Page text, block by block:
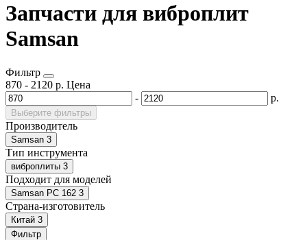
Запчасти для виброплит
Samsan
Фильтр
870 - 2120 р. Цена
-
р.
Выберите фильтры
Производитель
Samsan 3
Тип инструмента
виброплиты 3
Подходит для моделей
Samsan PC 162 3
Страна-изготовитель
Китай 3
Фильтр